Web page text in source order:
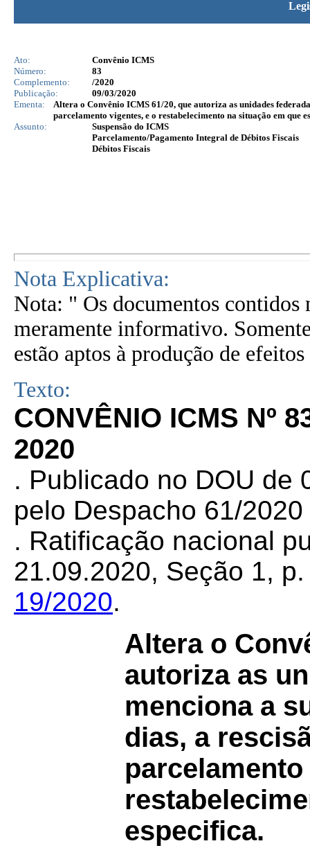
Ato:
Convênio ICMS
Número:
83
Complemento:
/2020
Publicação:
09/03/2020
Ementa:
Altera o Convênio ICMS 61/20, que autoriza as unidades
parcelamento vigentes, e o restabelecimento na situação em que
Assunto:
Suspensão do ICMS
Parcelamento/Pagamento Integral de Débitos Fiscais
Débitos Fiscais
Nota Explicativa:
Nota: " Os documentos contidos
meramente informativo.
estão aptos à produção de
Texto:
CONVÊNIO ICMS Nº
2020
. Publicado no DOU de
pelo Despacho 61/
. Ratificação nacional
21.09.2020, Seção 1,
19/2020.
Altera o
autoriza as
menciona a
dias, a
especifica.